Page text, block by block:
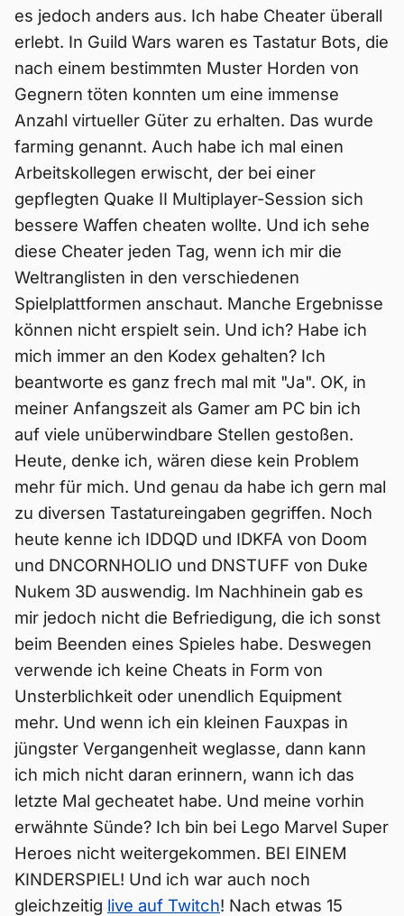
es jedoch anders aus. Ich habe Cheater überall
erlebt. In Guild Wars waren es Tastatur Bots, die
nach einem bestimmten Muster Horden von
Gegnern töten konnten um eine immense
Anzahl virtueller Güter zu erhalten. Das wurde
farming genannt. Auch habe ich mal einen
Arbeitskollegen erwischt, der bei einer
gepflegten Quake II Multiplayer-Session sich
bessere Waffen cheaten wollte. Und ich sehe
diese Cheater jeden Tag, wenn ich mir die
Weltranglisten in den verschiedenen
Spielplattformen anschaut. Manche Ergebnisse
können nicht erspielt sein. Und ich? Habe ich
mich immer an den Kodex gehalten? Ich
beantworte es ganz frech mal mit "Ja". OK, in
meiner Anfangszeit als Gamer am PC bin ich
auf viele unüberwindbare Stellen gestoßen.
Heute, denke ich, wären diese kein Problem
mehr für mich. Und genau da habe ich gern mal
zu diversen Tastatureingaben gegriffen. Noch
heute kenne ich IDDQD und IDKFA von Doom
und DNCORNHOLIO und DNSTUFF von Duke
Nukem 3D auswendig. Im Nachhinein gab es
mir jedoch nicht die Befriedigung, die ich sonst
beim Beenden eines Spieles habe. Deswegen
verwende ich keine Cheats in Form von
Unsterblichkeit oder unendlich Equipment
mehr. Und wenn ich ein kleinen Fauxpas in
jüngster Vergangenheit weglasse, dann kann
ich mich nicht daran erinnern, wann ich das
letzte Mal gecheatet habe. Und meine vorhin
erwähnte Sünde? Ich bin bei Lego Marvel Super
Heroes nicht weitergekommen. BEI EINEM
KINDERSPIEL! Und ich war auch noch
gleichzeitig live auf Twitch! Nach etwas 15